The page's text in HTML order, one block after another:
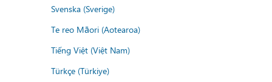
Svenska (Sverige)
Te reo Māori (Aotearoa)
Tiếng Việt (Việt Nam)
Türkçe (Türkiye)